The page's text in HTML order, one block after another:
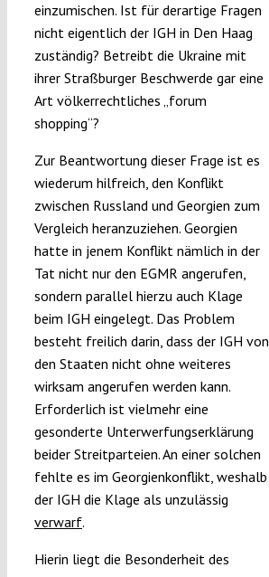
einzumischen. Ist für derartige Fragen
nicht eigentlich der IGH in Den Haag
zuständig? Betreibt die Ukraine mit
ihrer Straßburger Beschwerde gar eine
Art völkerrechtliches „forum
shopping“?
Zur Beantwortung dieser Frage ist es
wiederum hilfreich, den Konflikt
zwischen Russland und Georgien zum
Vergleich heranzuziehen. Georgien
hatte in jenem Konflikt nämlich in der
Tat nicht nur den EGMR angerufen,
sondern parallel hierzu auch Klage
beim IGH eingelegt. Das Problem
besteht freilich darin, dass der IGH von
den Staaten nicht ohne weiteres
wirksam angerufen werden kann.
Erforderlich ist vielmehr eine
gesonderte Unterwerfungserklärung
beider Streitparteien. An einer solchen
fehlte es im Georgienkonflikt, weshalb
der IGH die Klage als unzulässig
verwarf.
Hierin liegt die Besonderheit des